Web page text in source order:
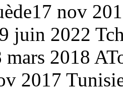
17 nov
juin 2022
mars 2018 A
2017